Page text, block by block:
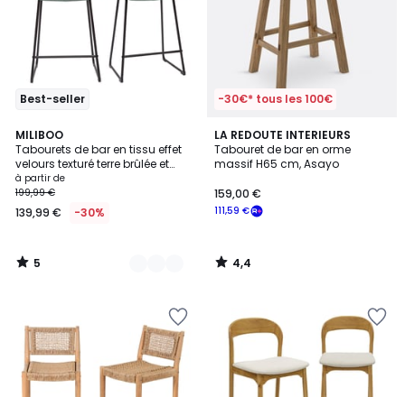
Best-seller
MILIBOO
Tabourets de bar en tissu effet
velours texturé terre brûlée et
métal noir H65 cm (lot de 2)
BOOST
à partir de
199,99 €
139,99 € -30%
5
/
5
10
Couleurs
5
/
-30€* tous les 100€
LA REDOUTE INTERIEURS
Tabouret de bar en orme
massif H65 cm, Asayo
111,59 €
159,00 €
4,4
/ 5
4,4
/